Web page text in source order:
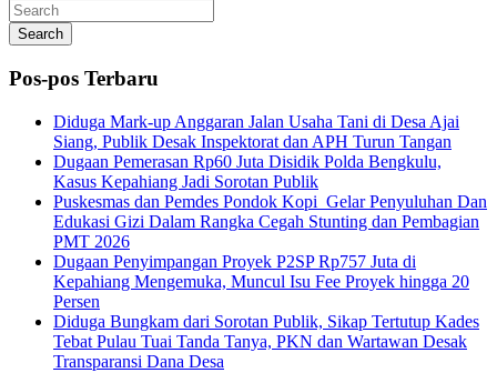
Search
Pos-pos Terbaru
Diduga Mark-up Anggaran Jalan Usaha Tani di Desa Ajai
Siang, Publik Desak Inspektorat dan APH Turun Tangan
Dugaan Pemerasan Rp60 Juta Disidik Polda Bengkulu,
Kasus Kepahiang Jadi Sorotan Publik
Puskesmas dan Pemdes Pondok Kopi Gelar Penyuluhan Dan
Edukasi Gizi Dalam Rangka Cegah Stunting dan Pembagian
PMT 2026
Dugaan Penyimpangan Proyek P2SP Rp757 Juta di
Kepahiang Mengemuka, Muncul Isu Fee Proyek hingga 20
Persen
Diduga Bungkam dari Sorotan Publik, Sikap Tertutup Kades
Tebat Pulau Tuai Tanda Tanya, PKN dan Wartawan Desak
Transparansi Dana Desa